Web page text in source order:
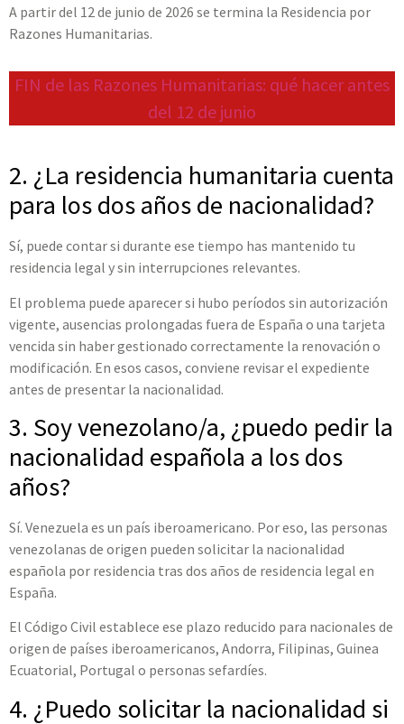
A partir del 12 de junio de 2026 se termina la Residencia por
Razones Humanitarias.
FIN de las Razones Humanitarias: qué hacer antes
del 12 de junio
2. ¿La residencia humanitaria cuenta
para los dos años de nacionalidad?
Sí, puede contar si durante ese tiempo has mantenido tu
residencia legal y sin interrupciones relevantes.
El problema puede aparecer si hubo períodos sin autorización
vigente, ausencias prolongadas fuera de España o una tarjeta
vencida sin haber gestionado correctamente la renovación o
modificación. En esos casos, conviene revisar el expediente
antes de presentar la nacionalidad.
3. Soy venezolano/a, ¿puedo pedir la
nacionalidad española a los dos
años?
Sí. Venezuela es un país iberoamericano. Por eso, las personas
venezolanas de origen pueden solicitar la nacionalidad
española por residencia tras dos años de residencia legal en
España.
El Código Civil establece ese plazo reducido para nacionales de
origen de países iberoamericanos, Andorra, Filipinas, Guinea
Ecuatorial, Portugal o personas sefardíes.
4. ¿Puedo solicitar la nacionalidad si